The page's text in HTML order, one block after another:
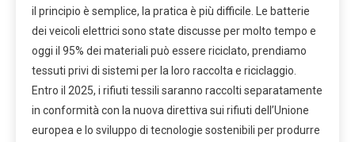
il principio è semplice, la pratica è più difficile. Le batterie
dei veicoli elettrici sono state discusse per molto tempo e
oggi il 95% dei materiali può essere riciclato, prendiamo
tessuti privi di sistemi per la loro raccolta e riciclaggio.
Entro il 2025, i rifiuti tessili saranno raccolti separatamente
in conformità con la nuova direttiva sui rifiuti dell’Unione
europea e lo sviluppo di tecnologie sostenibili per produrre